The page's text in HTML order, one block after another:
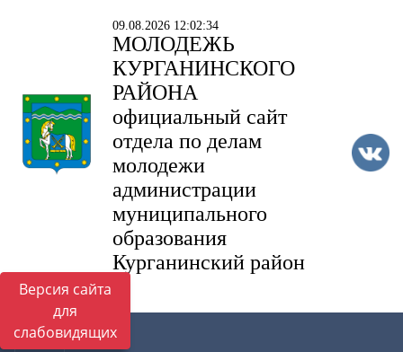
Версия сайта
для
слабовидящих
09.08.2026 12:02:34
МОЛОДЕЖЬ
КУРГАНИНСКОГО
РАЙОНА
официальный сайт
отдела по делам
молодежи
администрации
муниципального
образования
Курганинский район